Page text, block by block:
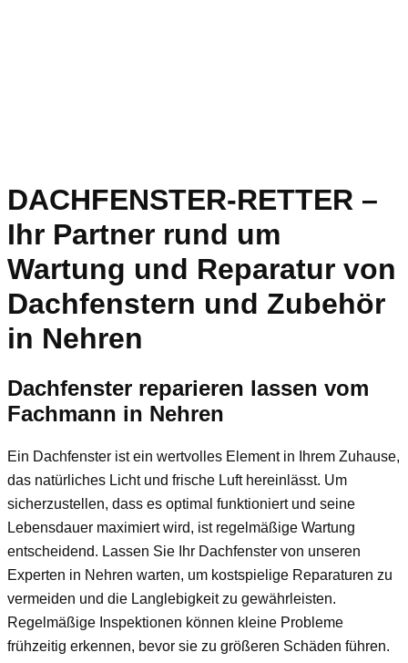
DACHFENSTER-RETTER –
Ihr Partner rund um
Wartung und Reparatur von
Dachfenstern und Zubehör
in Nehren
Dachfenster reparieren lassen vom
Fachmann in Nehren
Ein Dachfenster ist ein wertvolles Element in Ihrem Zuhause,
das natürliches Licht und frische Luft hereinlässt. Um
sicherzustellen, dass es optimal funktioniert und seine
Lebensdauer maximiert wird, ist regelmäßige Wartung
entscheidend. Lassen Sie Ihr Dachfenster von unseren
Experten in Nehren warten, um kostspielige Reparaturen zu
vermeiden und die Langlebigkeit zu gewährleisten.
Regelmäßige Inspektionen können kleine Probleme
frühzeitig erkennen, bevor sie zu größeren Schäden führen.